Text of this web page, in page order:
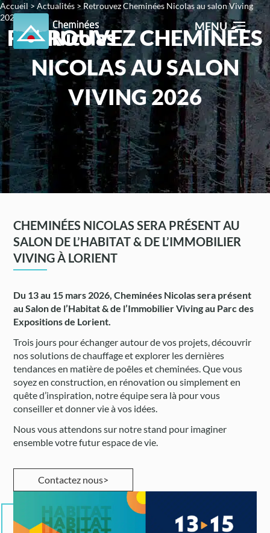
MENU
Accueil>Actualités > Retrouvez Cheminées Nicolas au salon Viving
2026
RETROUVEZ CHEMINÉES
NICOLAS AU SALON
VIVING 2026
CHEMINÉES NICOLAS SERA PRÉSENT AU
SALON DE L’HABITAT & DE L’IMMOBILIER
VIVING À LORIENT
Du 13 au 15 mars 2026, Cheminées Nicolas sera présent
au Salon de l’Habitat & de l’Immobilier Viving au Parc des
Expositions de Lorient.
Trois jours pour échanger autour de vos projets, découvrir
nos solutions de chauffage et explorer les dernières
tendances en matière de poêles et cheminées. Que vous
soyez en construction, en rénovation ou simplement en
quête d’inspiration, notre équipe sera là pour vous
conseiller et donner vie à vos idées.
Nous vous attendons sur notre stand pour imaginer
ensemble votre futur espace de vie.
Contactez nous